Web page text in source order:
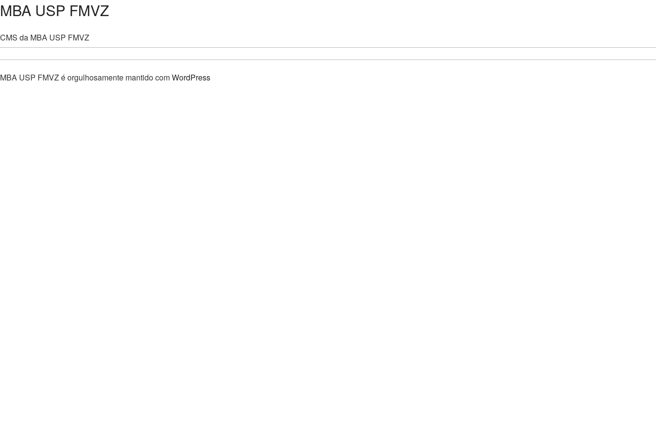
MBA USP FMVZ
CMS da MBA USP FMVZ
MBA USP FMVZ é orgulhosamente mantido comWordPress